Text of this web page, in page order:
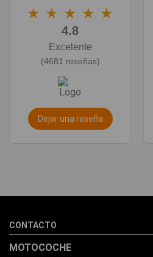
★ ★ ★ ★ ★
4.8
Excelente
(4681 reseñas)
Dejar una reseña
CONTACTO
MOTOCOCHE